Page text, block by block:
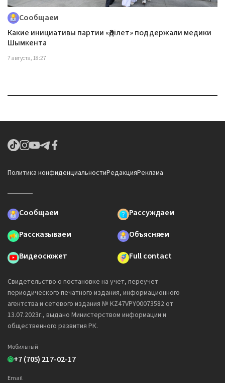
Сообщаем
Какие инициативы партии «Әділет» поддержали медики
Шымкента
7 августа, 18:27
Политика конфиденциальностиРедакцияРеклама
Сообщаем
Рассуждаем
Рассказываем
Объясняем
Видеосюжет
Full contact
Свидетельство о постановке на учет, переучет
периодического печатного издания, информационного
агентства и сетевого издания № KZ47VPY00073582 от
13.07.2023г., выдано Министерством информации и
общественного развития РК.
Мобильный
+7 (705) 217-02-17
Email